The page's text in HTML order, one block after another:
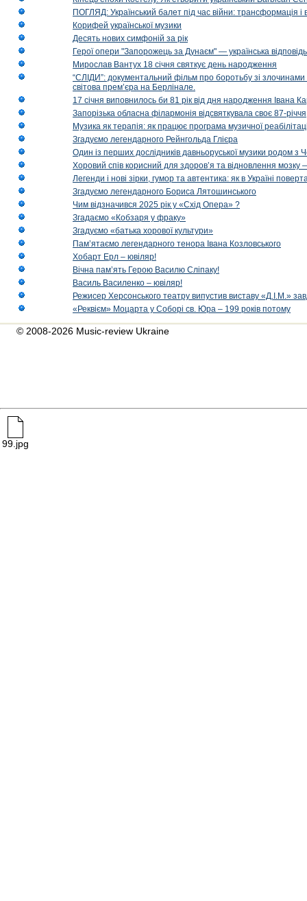
ПОГЛЯД: Український балет під час війни: трансформація і
Корифей української музики
Десять нових симфоній за рік
Герої опери "Запорожець за Дунаєм" — українська
Мирослав Вантух 18 січня святкує день народження
“СЛІДИ”: документальний фільм про боротьбу зі
світова прем’єра на Берлінале.
17 січня виповнилось би 81 рік від дня народження Івана
Запорізька обласна філармонія відсвяткувала своє 87-річчя
Музика як терапія: як працює програма музичної
Згадуємо легендарного Рейнгольда Глієра
Один із перших дослідників давньоруської музики родом з
Хоровий спів корисний для здоров’я та відновлення мозку
Легенди і нові зірки, гумор та автентика: як в Україні
Згадуємо легендарного Бориса Лятошинського
Чим відзначився 2025 рік у «Схід Опера» ?
Згадаємо «Кобзаря у фраку»
Згадуємо «батька хорової культури»
Пам’ятаємо легендарного тенора Івана Козловського
Хобарт Ерл – ювіляр!
Вічна пам’ять Герою Василю Сліпаку!
Василь Василенко – ювіляр!
Режисер Херсонського театру випустив виставу «Д.І.М.»
«Реквієм» Моцарта у Соборі св. Юра – 199 років потому
© 2008-2026 Music-review Ukraine
99.jpg